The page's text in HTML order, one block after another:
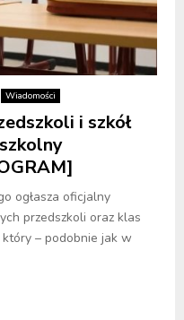
Wiadomości
i szkół
ogłasza oficjalny
przedszkoli oraz klas
– podobnie jak w